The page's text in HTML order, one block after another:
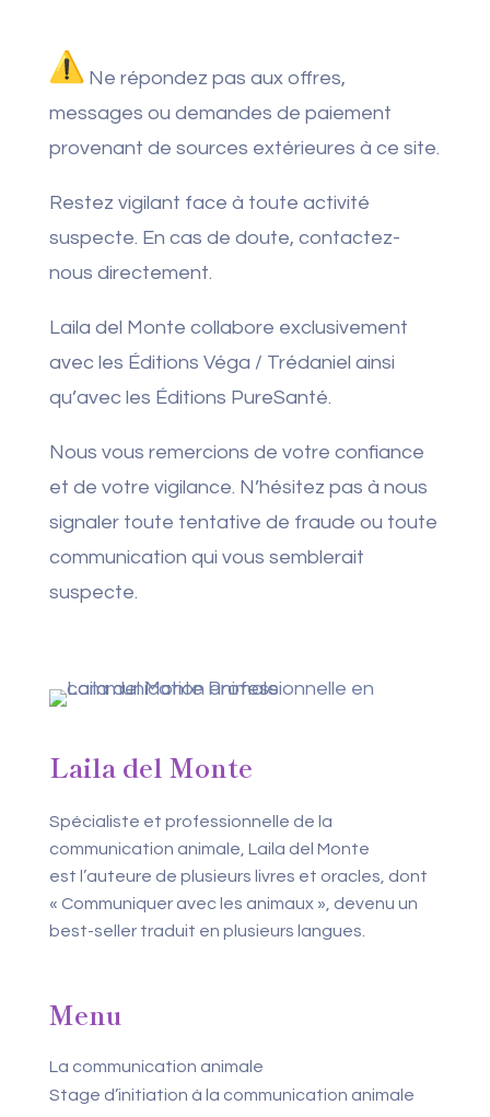
Ne répondez pas aux offres,
messages ou demandes de paiement
provenant de sources extérieures à ce site.
Restez vigilant face à toute activité
suspecte. En cas de doute, contactez-
nous directement.
Laila del Monte collabore exclusivement
avec les Éditions Véga / Trédaniel ainsi
qu’avec les Éditions PureSanté.
Nous vous remercions de votre confiance
et de votre vigilance. N’hésitez pas à nous
signaler toute tentative de fraude ou toute
communication qui vous semblerait
suspecte.
Laila del Monte
Spécialiste et professionnelle de la
communication animale, Laila del Monte
est l’auteure de plusieurs livres et oracles, dont
« Communiquer avec les animaux », devenu un
best-seller traduit en plusieurs langues.
Menu
La communication animale
Stage d’initiation à la communication animale